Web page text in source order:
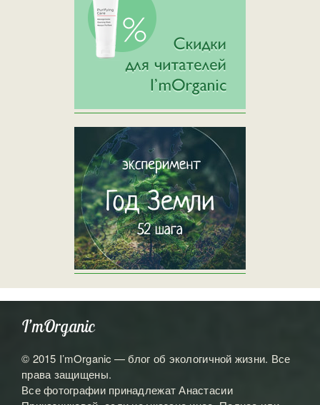
I’mOrganic
© 2015 I’mOrganic — блог об экологичной жизни. Все
права защищены.
Все фотографии принадлежат Анастасии